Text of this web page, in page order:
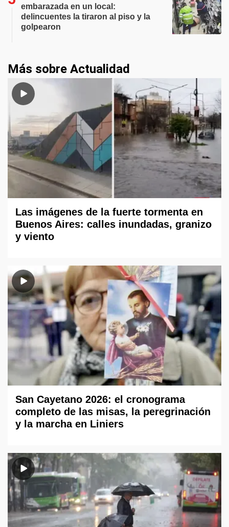
embarazada en un local:
delincuentes la tiraron al piso y la
golpearon
Más sobre Actualidad
Las imágenes de la fuerte tormenta en
Buenos Aires: calles inundadas, granizo
y viento
San Cayetano 2026: el cronograma
completo de las misas, la peregrinación
y la marcha en Liniers